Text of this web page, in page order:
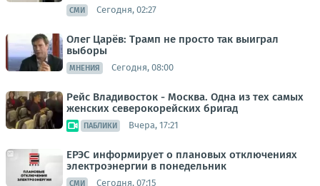
СМИ Сегодня, 02:27
Олег Царёв: Трамп не просто так выиграл
выборы
МНЕНИЯ Сегодня, 08:00
Рейс Владивосток - Москва. Одна из тех самых
женских северокорейских бригад
ПАБЛИКИ Вчера, 17:21
ЕРЭС информирует о плановых отключениях
электроэнергии в понедельник
СМИ Сегодня, 07:15